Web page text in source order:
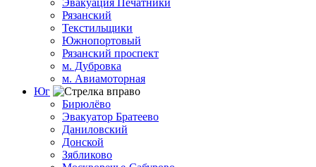
Рязанский
Текстильщики
Южнопортовый
Рязанский проспект
м. Дубровка
м. Авиамоторная
Юг
Бирюлёво
Эвакуатор Братеево
Даниловский
Донской
Зябликово